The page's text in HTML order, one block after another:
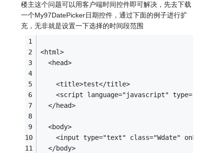
楼主这个问题可以用客户端时间控件即可解决，先去下载
一个My97DatePicker日期控件，通过下面的例子进行扩
充，无非就是设置一下选择的时间段范围
<html>
  <head>
    <title>test</title>
<script language="javascript"
  </head>
  <body>
<input type="text" class="Wdate"
  </body>